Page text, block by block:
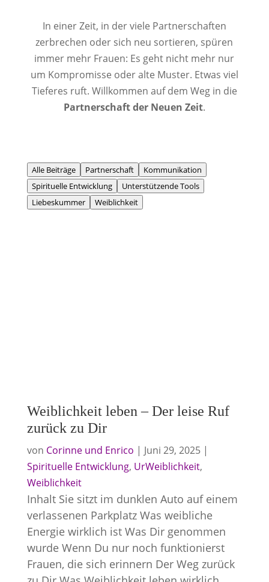
In einer Zeit, in der viele Partnerschaften
zerbrechen oder sich neu sortieren, spüren
immer mehr Frauen: Es geht nicht mehr nur
um Kompromisse oder alte Muster. Etwas viel
Tieferes ruft. Willkommen auf dem Weg in die
Partnerschaft der Neuen Zeit.
Alle Beiträge Partnerschaft
Kommunikation
Spirituelle Entwicklung
Unterstützende Tools
Liebeskummer
Weiblichkeit
Weiblichkeit leben – Der leise Ruf
zurück zu Dir
von Corinne und Enrico | Juni 29, 2025|
Spirituelle Entwicklung, UrWeiblichkeit,
Weiblichkeit
Inhalt Sie sitzt im dunklen Auto auf einem
verlassenen Parkplatz Was weibliche
Energie wirklich ist Was Dir genommen
wurde Wenn Du nur noch funktionierst
Frauen, die sich erinnern Der Weg zurück